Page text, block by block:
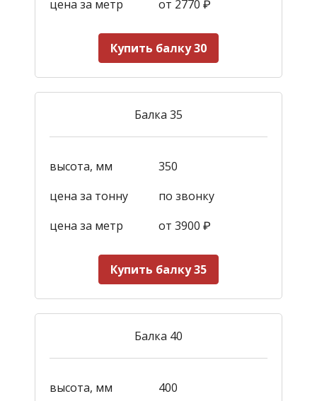
цена за метр
от 2770 ₽
Купить балку 30
Балка 35
высота, мм
350
цена за тонну
по звонку
цена за метр
от 3900 ₽
Купить балку 35
Балка 40
высота, мм 400